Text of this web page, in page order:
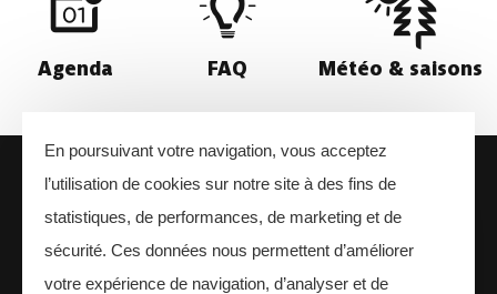
Agenda FAQ Météo & saisons
En poursuivant votre navigation, vous acceptez
l’utilisation de cookies sur notre site à des fins de
statistiques, de performances, de marketing et de
sécurité. Ces données nous permettent d’améliorer
votre expérience de navigation, d’analyser et de